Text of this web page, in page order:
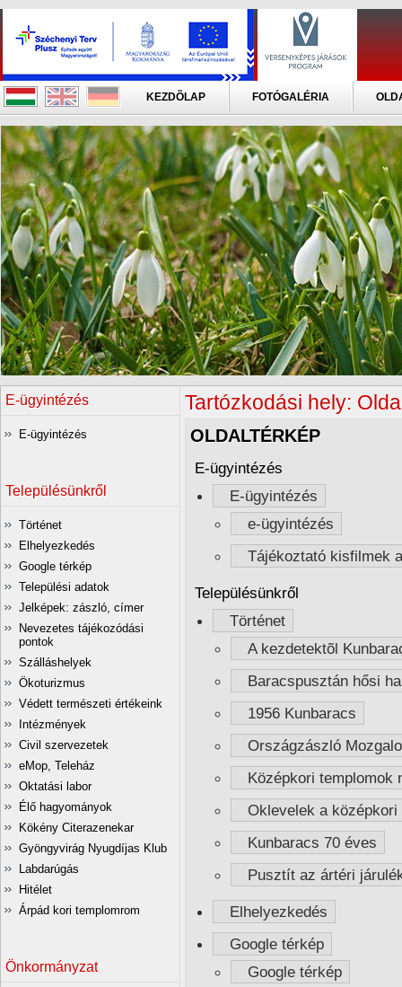
KEZDÕLAP FOTÓGALÉRIA
E-ügyintézés
E-ügyintézés
Településünkről
Történet
Elhelyezkedés
Google térkép
Települési adatok
Jelképek: zászló, címer
Nevezetes tájékozódási
pontok
Szálláshelyek
Ökoturizmus
Védett természeti értékeink
Intézmények
Civil szervezetek
eMop, Teleház
Oktatási labor
Élő hagyományok
Kökény Citerazenekar
Gyöngyvirág Nyugdíjas Klub
Labdarúgás
Hitélet
Árpád kori templomrom
Önkormányzat
Tartózkodási hely:
OLDALTÉRKÉP
E-ügyintézés
E-ügyintézés
e-ügyintézés
Tájékoztató kisfilmek
Településünkről
Történet
A kezdetektõl
Baracspusztán hősi
1956 Kunbaracs
Országzászló
Középkori templomok
Oklevelek a
Kunbaracs 70 éves
Pusztít az ártéri
Elhelyezkedés
Google térkép
Google térkép